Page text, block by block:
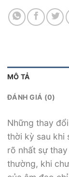
MÔ TẢ
ĐÁNH GIÁ (0)
Những thay
thời kỳ sau khi
rõ nhất sự
thường, khi